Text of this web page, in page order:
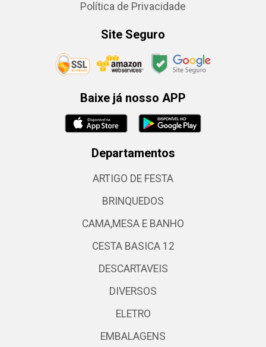
Política de Privacidade
Site Seguro
Baixe já nosso APP
Departamentos
ARTIGO DE FESTA
BRINQUEDOS
CAMA,MESA E BANHO
CESTA BASICA 12
DESCARTAVEIS
DIVERSOS
ELETRO
EMBALAGENS